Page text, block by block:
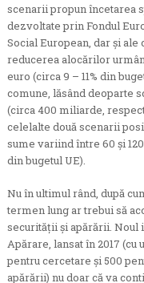
scenarii propun încetarea
dezvoltate prin Fondul
Social European, dar și
reducerea alocărilor
euro (circa 9 – 11% din
comune, lăsând deoparte
(circa 400 miliarde,
celelalte două scenarii
sume variind între 60 și
din bugetul UE).
Nu în ultimul rând, după
termen lung ar trebui să
securității și apărării. Noul
Apărare, lansat în 2017
pentru cercetare și 500
apărării) nu doar că va